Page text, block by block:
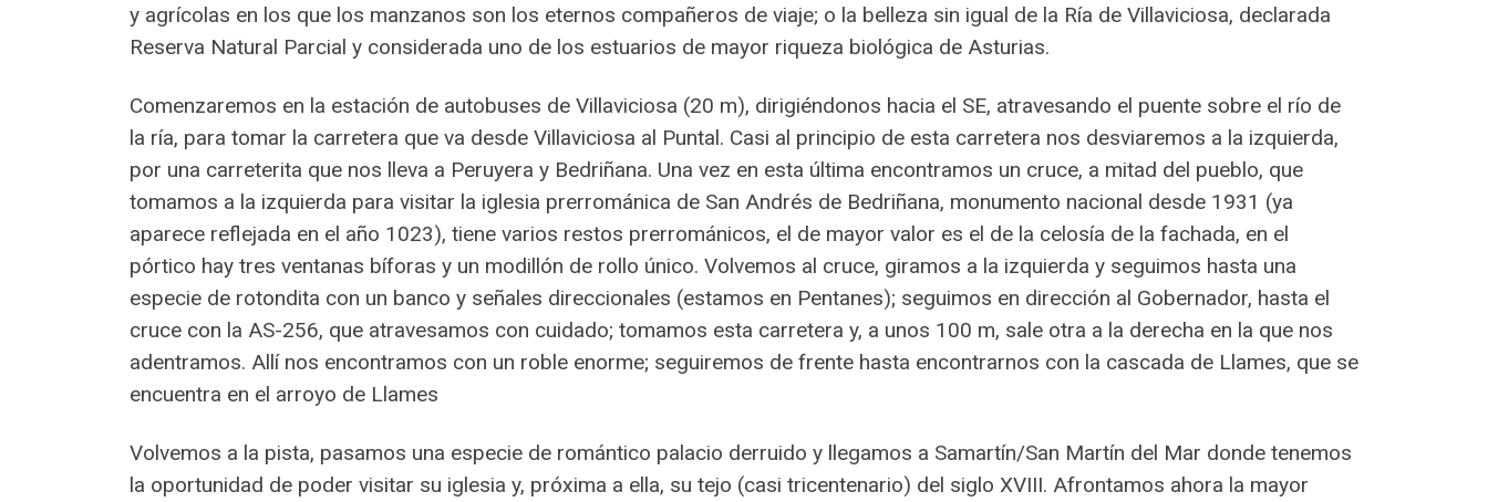
y agrícolas en los que los manzanos son los eternos compañeros de viaje; o la belleza sin igual de la Ría de Villaviciosa, declarada
Reserva Natural Parcial y considerada uno de los estuarios de mayor riqueza biológica de Asturias.
Comenzaremos en la estación de autobuses de Villaviciosa (20 m), dirigiéndonos hacia el SE, atravesando el puente sobre el río de
la ría, para tomar la carretera que va desde Villaviciosa al Puntal. Casi al principio de esta carretera nos desviaremos a la izquierda,
por una carreterita que nos lleva a Peruyera y Bedriñana. Una vez en esta última encontramos un cruce, a mitad del pueblo, que
tomamos a la izquierda para visitar la iglesia prerrománica de San Andrés de Bedriñana, monumento nacional desde 1931 (ya
aparece reflejada en el año 1023), tiene varios restos prerrománicos, el de mayor valor es el de la celosía de la fachada, en el
pórtico hay tres ventanas bíforas y un modillón de rollo único. Volvemos al cruce, giramos a la izquierda y seguimos hasta una
especie de rotondita con un banco y señales direccionales (estamos en Pentanes); seguimos en dirección al Gobernador, hasta el
cruce con la AS-256, que atravesamos con cuidado; tomamos esta carretera y, a unos 100 m, sale otra a la derecha en la que nos
adentramos. Allí nos encontramos con un roble enorme; seguiremos de frente hasta encontrarnos con la cascada de Llames, que se
encuentra en el arroyo de Llames
Volvemos a la pista, pasamos una especie de romántico palacio derruido y llegamos a Samartín/San Martín del Mar donde tenemos
la oportunidad de poder visitar su iglesia y, próxima a ella, su tejo (casi tricentenario) del siglo XVIII. Afrontamos ahora la mayor